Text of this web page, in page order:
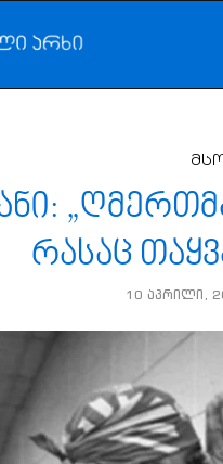
რასაც
10 აპრილი,